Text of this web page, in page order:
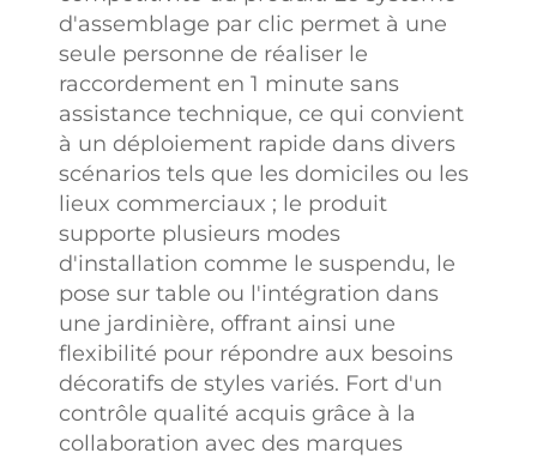
d'assemblage par clic permet à une
seule personne de réaliser le
raccordement en 1 minute sans
assistance technique, ce qui convient
à un déploiement rapide dans divers
scénarios tels que les domiciles ou les
lieux commerciaux ; le produit
supporte plusieurs modes
d'installation comme le suspendu, le
pose sur table ou l'intégration dans
une jardinière, offrant ainsi une
flexibilité pour répondre aux besoins
décoratifs de styles variés. Fort d'un
contrôle qualité acquis grâce à la
collaboration avec des marques